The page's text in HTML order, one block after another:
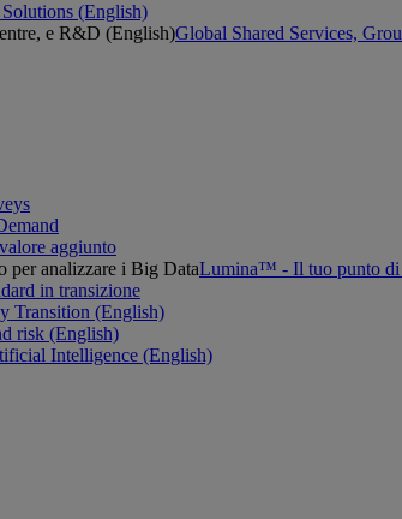
(English)
Global Shared Services,
aggiunto
Lumina™ - Il tuo punto di
in transizione
Transition (English)
risk (English)
Intelligence (English)